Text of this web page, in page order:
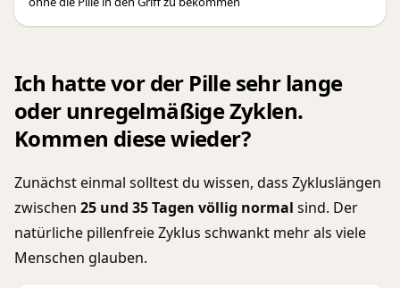
Ich hatte vor der Pille sehr lange
oder unregelmäßige Zyklen.
Kommen diese wieder?
Zunächst einmal solltest du wissen, dass Zykluslängen
zwischen 25 und 35 Tagen völlig normal sind. Der
natürliche pillenfreie Zyklus schwankt mehr als viele
Menschen glauben.